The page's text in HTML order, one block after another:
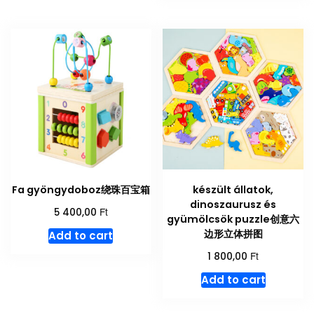
Fa gyöngydoboz绕珠百宝箱
5 400,00 Ft
Add to cart
készült állatok,
dinoszaurusz és
gyümölcsök puzzle创意六
边形立体拼图
1 800,00 Ft
Add to cart